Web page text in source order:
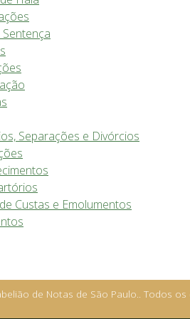
Separações e Divórcios
Custas e Emolumentos
de Notas de São Paulo.. Todos